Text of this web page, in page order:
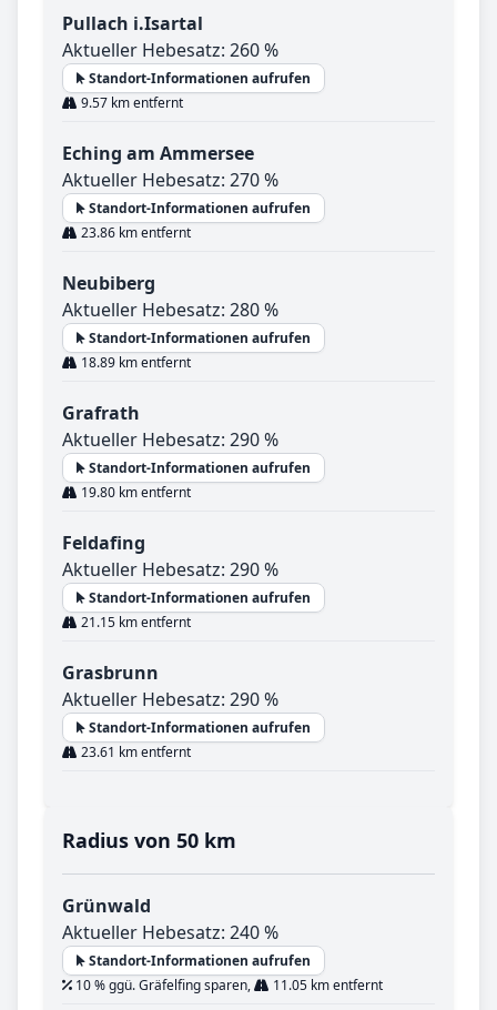
Pullach i.Isartal
Aktueller Hebesatz: 260 %
Standort-Informationen aufrufen
9.57 km entfernt
Eching am Ammersee
Aktueller Hebesatz: 270 %
Standort-Informationen aufrufen
23.86 km entfernt
Neubiberg
Aktueller Hebesatz: 280 %
Standort-Informationen aufrufen
18.89 km entfernt
Grafrath
Aktueller Hebesatz: 290 %
Standort-Informationen aufrufen
19.80 km entfernt
Feldafing
Aktueller Hebesatz: 290 %
Standort-Informationen aufrufen
21.15 km entfernt
Grasbrunn
Aktueller Hebesatz: 290 %
Standort-Informationen aufrufen
23.61 km entfernt
Radius von 50 km
Grünwald
Aktueller Hebesatz: 240 %
Standort-Informationen aufrufen
10 % ggü. Gräfelfing sparen,
11.05 km entfernt